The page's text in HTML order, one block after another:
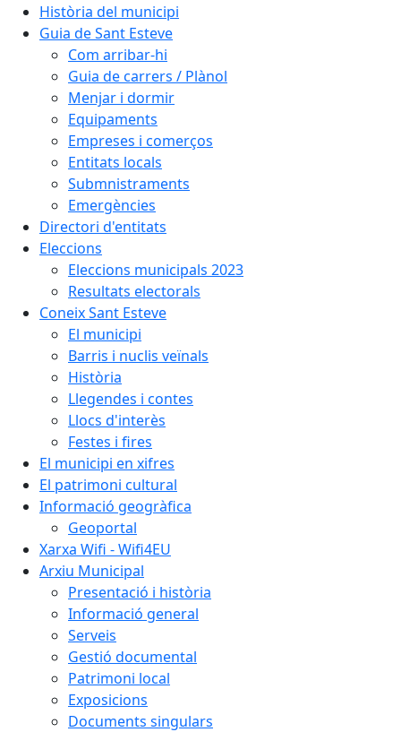
Història del municipi
Guia de Sant Esteve
Com arribar-hi
Guia de carrers / Plànol
Menjar i dormir
Equipaments
Empreses i comerços
Entitats locals
Submnistraments
Emergències
Directori d'entitats
Eleccions
Eleccions municipals 2023
Resultats electorals
Coneix Sant Esteve
El municipi
Barris i nuclis veïnals
Història
Llegendes i contes
Llocs d'interès
Festes i fires
El municipi en xifres
El patrimoni cultural
Informació geogràfica
Geoportal
Xarxa Wifi - Wifi4EU
Arxiu Municipal
Presentació i història
Informació general
Serveis
Gestió documental
Patrimoni local
Exposicions
Documents singulars